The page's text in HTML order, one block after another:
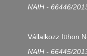
NAIH - 66446/
Vállalkozz Itthon
NAIH - 66445/